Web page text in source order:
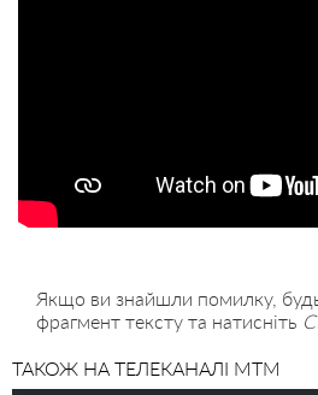
Якщо ви знайшли помилку, будь
фрагмент тексту та натисніть
ТАКОЖ НА ТЕЛЕКАНАЛІ MTM